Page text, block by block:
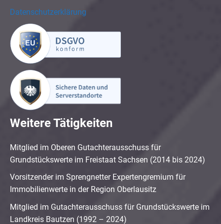
Datenschutzerklärung
Weitere Tätigkeiten
Mitglied im Oberen Gutachterausschuss für
Grundstückswerte im Freistaat Sachsen (2014 bis 2024)
Vorsitzender im Sprengnetter Expertengremium für
Immobilienwerte in der Region Oberlausitz
Mitglied im Gutachterausschuss für Grundstückswerte im
Landkreis Bautzen (1992 – 2024)